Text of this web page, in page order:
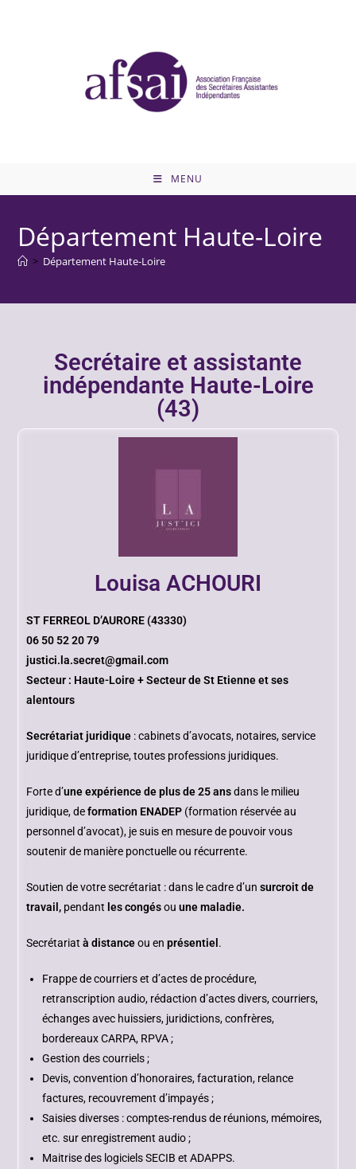
MENU
Département Haute-Loire
> Département Haute-Loire
Secrétaire et assistante
indépendante Haute-Loire
(43)
Louisa ACHOURI
ST FERREOL D’AURORE (43330)
06 50 52 20 79
justici.la.secret@gmail.com
Secteur : Haute-Loire + Secteur de St Etienne et ses
alentours
Secrétariat juridique : cabinets d’avocats, notaires, service
juridique d’entreprise, toutes professions juridiques.
Forte d’une expérience de plus de 25 ansdans le milieu
juridique, deformation ENADEP (formation réservée au
personnel d’avocat), je suis en mesure de pouvoir vous
soutenir de manière ponctuelle ou récurrente.
Soutien de votre secrétariat : dans le cadre d’unsurcroit de
travail, pendant les congésouune maladie.
Secrétariatà distanceou enprésentiel.
Frappe de courriers et d’actes de procédure,
retranscription audio, rédaction d’actes divers, courriers,
échanges avec huissiers, juridictions, confrères,
bordereaux CARPA, RPVA ;
Gestion des courriels ;
Devis, convention d’honoraires, facturation, relance
factures, recouvrement d’impayés ;
Saisies diverses : comptes-rendus de réunions, mémoires,
etc. sur enregistrement audio ;
Maitrise des logiciels SECIB et ADAPPS.